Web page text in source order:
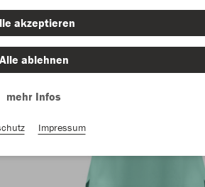
akzeptieren
Alle ablehnen
mehr Infos
Impressum